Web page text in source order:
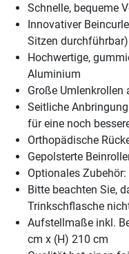
Schnelle, bequeme
Innovativer
Sitzen durchführbar)
Hochwertige,
Aluminium
Große Umlenkrollen
Seitliche
für eine noch
Orthopädische
Gepolsterte
Optionales Zubehör:
Bitte beachten Sie,
Trinkschflasche
Aufstellmaße inkl.
cm x (H) 210 cm